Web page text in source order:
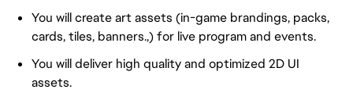
You will create art assets (in-game brandings, packs,
cards, tiles, banners.,) for live program and events.
You will deliver high quality and optimized 2D UI
assets.